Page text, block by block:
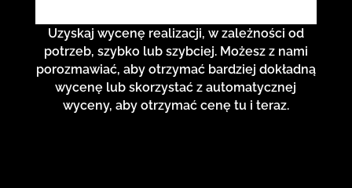
Uzyskaj wycenę realizacji, w zależności od
potrzeb, szybko lub szybciej. Możesz z nami
porozmawiać, aby otrzymać bardziej dokładną
wycenę lub skorzystać z automatycznej
wyceny, aby otrzymać cenę tu i teraz.